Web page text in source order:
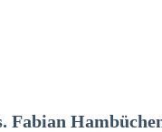
Fabian